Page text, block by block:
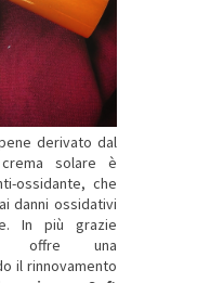
derivato dal
solare è
ossidante, che
danni ossidativi
In più grazie
offre una
il rinnovamento